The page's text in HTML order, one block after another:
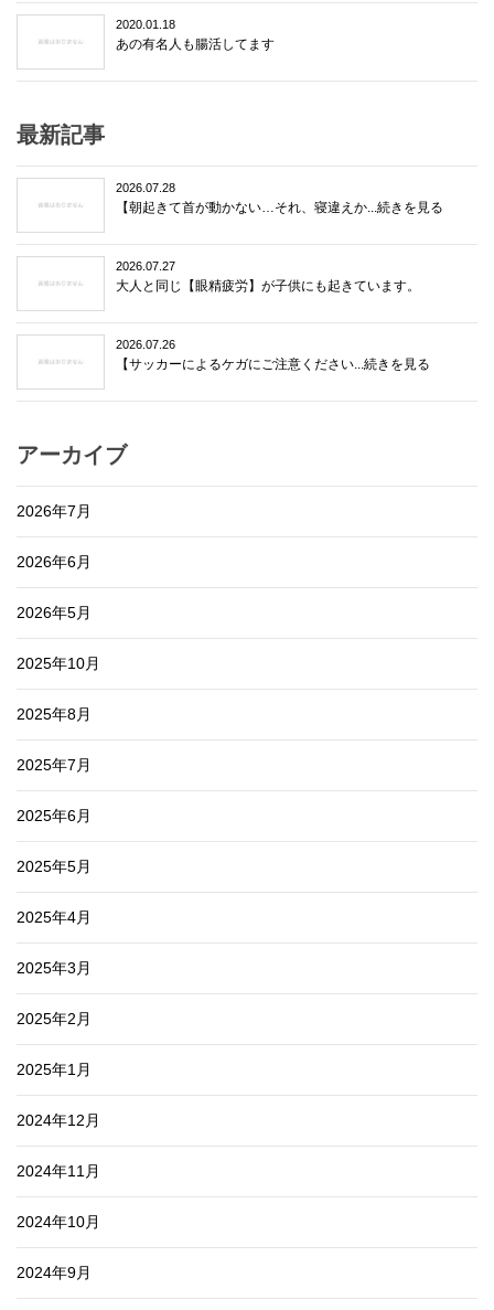
2020.01.18
あの有名人も腸活してます
最新記事
2026.07.28
【朝起きて首が動かない…それ、寝違えか...続きを見る
2026.07.27
大人と同じ【眼精疲労】が子供にも起きています。
2026.07.26
【サッカーによるケガにご注意ください...続きを見る
アーカイブ
2026年7月
2026年6月
2026年5月
2025年10月
2025年8月
2025年7月
2025年6月
2025年5月
2025年4月
2025年3月
2025年2月
2025年1月
2024年12月
2024年11月
2024年10月
2024年9月